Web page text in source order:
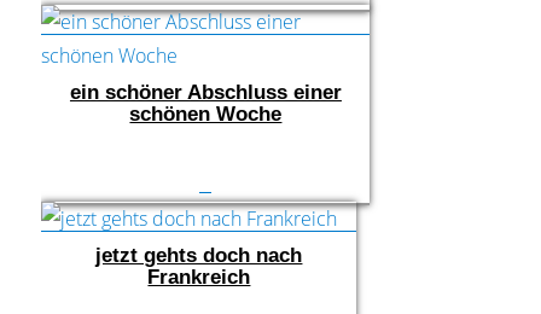
ein schöner Abschluss einer
schönen Woche
jetzt gehts doch nach
Frankreich